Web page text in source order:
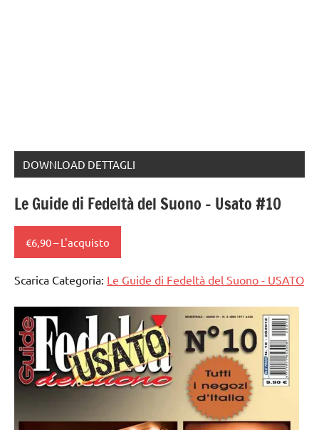
DOWNLOAD DETTAGLI
Le Guide di Fedeltà del Suono – Usato #10
€6,90 – L'acquisto
Scarica Categoria: Le Guide di Fedeltà del Suono - USATO